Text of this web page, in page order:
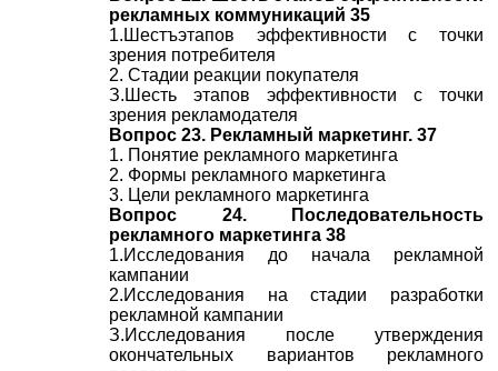
рекламных коммуникаций 35
1.Шестъэтапов эффективности с точки
зрения потребителя
2. Стадии реакции покупателя
З.Шесть этапов эффективности с точки
зрения рекламодателя
Вопрос 23. Рекламный маркетинг. 37
1. Понятие рекламного маркетинга
2. Формы рекламного маркетинга
3. Цели рекламного маркетинга
Вопрос 24. Последовательность
рекламного маркетинга 38
1.Исследования до начала рекламной
кампании
2.Исследования на стадии разработки
рекламной кампании
З.Исследования после утверждения
окончательных вариантов рекламного